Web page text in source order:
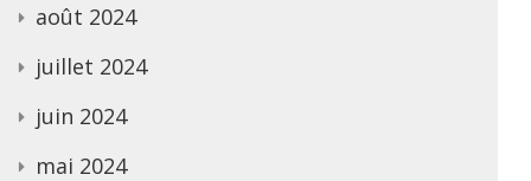
août 2024
juillet 2024
juin 2024
mai 2024